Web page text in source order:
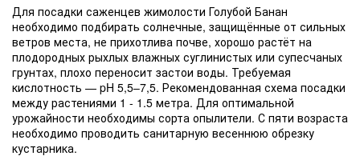
Для посадки саженцев жимолости Голубой Банан
необходимо подбирать солнечные, защищённые от сильных
ветров места, не прихотлива почве, хорошо растёт на
плодородных рыхлых влажных суглинистых или супесчаных
грунтах, плохо переносит застои воды. Требуемая
кислотность — pH 5,5–7,5. Рекомендованная схема посадки
между растениями 1 - 1.5 метра. Для оптимальной
урожайности необходимы сорта опылители. С пяти возраста
необходимо проводить санитарную весеннюю обрезку
кустарника.